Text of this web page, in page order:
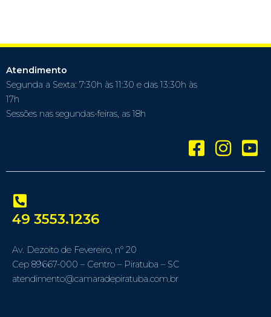
Atendimento
Segunda a Sexta: 7:30h às 11:30 e das 13:30h às
17h
Sessões nas segundas-feiras, as 18h
49 3553.1236
Av. Dezoito de Fevereiro, nº 20
Cep 89667-000 – Centro – Piratuba – SC
atendimento@camaradepiratuba.com.br